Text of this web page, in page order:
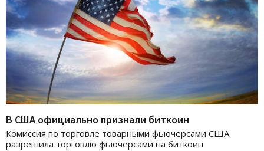
В США официально признали биткоин
Комиссия по торговле товарными фьючерсами США
разрешила торговлю фьючерсами на биткоин